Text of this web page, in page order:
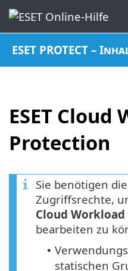
ESET PROTECT –
ESET Cloud
Protection
Sie benötigen
Zugriffsrechte,
Cloud
bearbeiten zu
•
statischen